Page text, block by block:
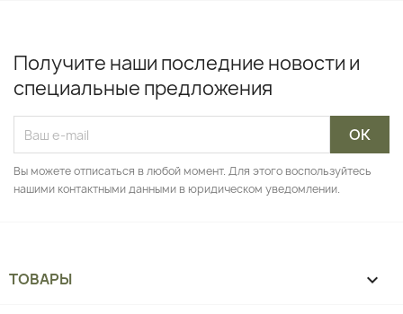
Получите наши последние новости и
специальные предложения
Вы можете отписаться в любой момент. Для этого воспользуйтесь
нашими контактными данными в юридическом уведомлении.
ТОВАРЫ 